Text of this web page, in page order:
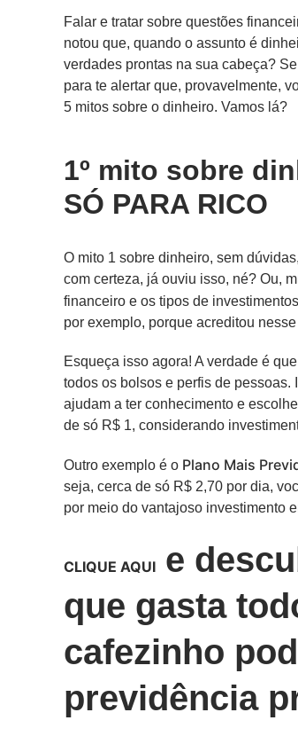
Falar e tratar sobre questões
notou que, quando o assunto é
verdades prontas na sua cabeça?
para te alertar que, provavelmente,
5 mitos sobre o dinheiro. Vamos lá?
1º mito sobre
SÓ PARA RICO
O mito 1 sobre dinheiro, sem
com certeza, já ouviu isso, né? Ou,
financeiro e os tipos de
por exemplo, porque acreditou nesse
Esqueça isso agora! A verdade é
todos os bolsos e perfis de
ajudam a ter conhecimento e
de só R$ 1, considerando
Outro exemplo é o Plano Mais
seja, cerca de só R$ 2,70 por dia,
por meio do vantajoso investimento
CLIQUE AQUI e
que gasta
cafezinho
previdência